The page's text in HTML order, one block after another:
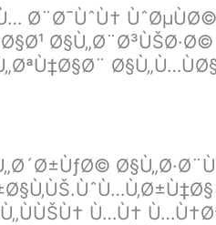
Ø¨Ø¯ÙˆÙ† ÙˆØµÙØ©
Ø§Ù„Ø¨Ø³ÙŠØ·Ø©
Ù…Ù†